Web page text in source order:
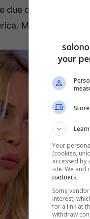
due dame si
Maria, delusa
your
Your
(cookies,
accessed by
site. We and
partners.
Some
interest,
for a link at
withdraw